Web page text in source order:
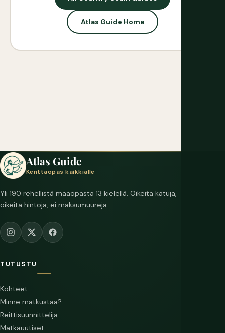
Atlas Guide Home
Atlas Guide
Kenttäopas kaikkialle
Yli 190 rehellistä maaopasta 13 kielellä. Oikeita katuja,
oikeita hintoja, ei maksumuureja.
TUTUSTU
Kohteet
Minne matkustaa?
Reittisuunnittelija
Matkauutiset